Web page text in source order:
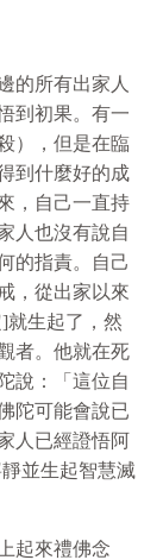
的所有出家人
到初果。有一
），但是在臨
到什麼好的成
，自己一直持
人也沒有說自
的指責。自己
，從出家以來
就生起了，然
者。他就在死
說：「這位自
陀可能會說已
人已經證悟阿
並生起智慧滅
起來禮佛念